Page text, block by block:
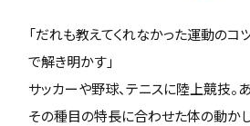
「だれも教えてくれなかった運動のコ
で解き明かす」
サッカーや野球、テニスに陸上競技。
その種目の特長に合わせた体の動か